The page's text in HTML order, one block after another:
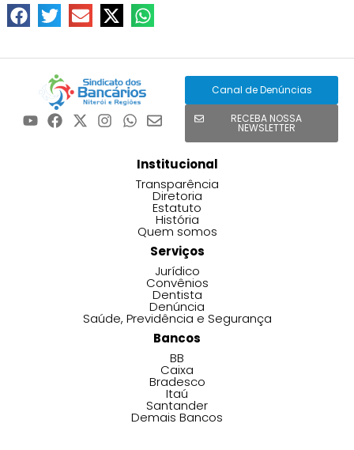
Canal de Denúncias
RECEBA NOSSA
NEWSLETTER
Institucional
Transparência
Diretoria
Estatuto
História
Quem somos
Serviços
Jurídico
Convênios
Dentista
Denúncia
Saúde, Previdência e Segurança
Bancos
BB
Caixa
Bradesco
Itaú
Santander
Demais Bancos